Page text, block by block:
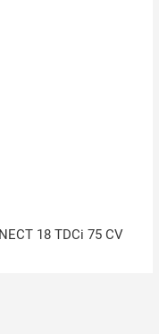
18 TDCi 75 CV